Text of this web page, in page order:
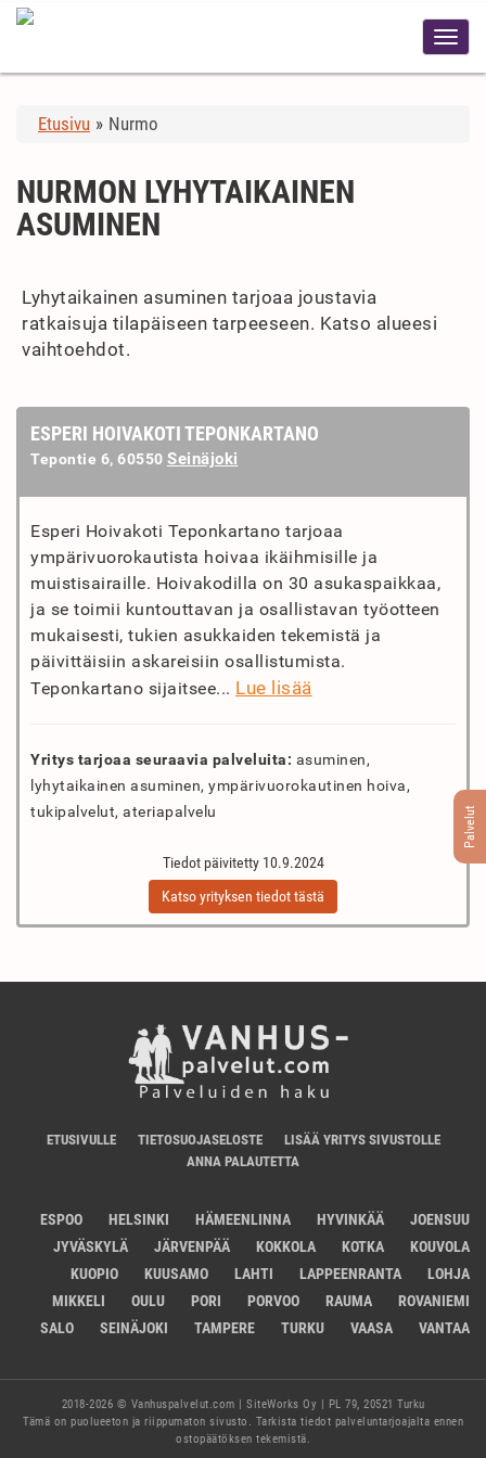
Etusivu » Nurmo
Palvelut
NURMON LYHYTAIKAINEN
ASUMINEN
Lyhytaikainen asuminen tarjoaa joustavia
ratkaisuja tilapäiseen tarpeeseen. Katso alueesi
vaihtoehdot.
ESPERI HOIVAKOTI TEPONKARTANO
Tepontie 6, 60550 Seinäjoki
Esperi Hoivakoti Teponkartano tarjoaa
ympärivuorokautista hoivaa ikäihmisille ja
muistisairaille. Hoivakodilla on 30 asukaspaikkaa,
ja se toimii kuntouttavan ja osallistavan työotteen
mukaisesti, tukien asukkaiden tekemistä ja
päivittäisiin askareisiin osallistumista.
Teponkartano sijaitsee... Lue lisää
Yritys tarjoaa seuraavia palveluita: asuminen,
lyhytaikainen asuminen, ympärivuorokautinen hoiva,
tukipalvelut, ateriapalvelu
Tiedot päivitetty 10.9.2024
Katso yrityksen tiedot tästä
ETUSIVULLE TIETOSUOJASELOSTE
LISÄÄ YRITYS SIVUSTOLLE
ANNA PALAUTETTA
ESPOO HELSINKI HÄMEENLINNA HYVINKÄÄ
JOENSUU
JYVÄSKYLÄ
JÄRVENPÄÄ KOKKOLA KOTKA
KOUVOLA
KUOPIO
KUUSAMO LAHTI LAPPEENRANTA
LOHJA
MIKKELI
OULU PORI PORVOO RAUMA
ROVANIEMI
SALO
SEINÄJOKI TAMPERE TURKU VAASA VANTAA
2018-2026 © Vanhuspalvelut.com | SiteWorks Oy | PL 79, 20521 Turku
Tämä on puolueeton ja riippumaton sivusto. Tarkista tiedot palveluntarjoajalta ennen
ostopäätöksen tekemistä.